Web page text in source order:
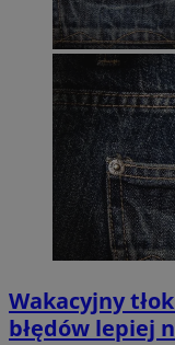
Wakacyjny
błędów lepiej